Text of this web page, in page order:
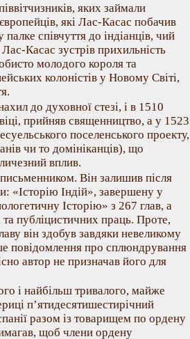
яких займали
які Лас-Касас побачив
співчуття до індіанців, чий
Касас зустрів прихильність
молодого короля та
колоністів у Новому Світі,
до духовної стезі, і в 1510
прийняв священництво, а у 1523
поселенського проекту,
чи то домініканців), що
вплив.
Він залишив після
«Історію Індій», завершену у
Історію» з 267 глав, а
публіцистичних праць. Проте,
він здобув завдяки невеликому
повідомлення про сплюндрування
автор не призначав його для
і найбільш тривалого, майже
п’ятидесятишестирічний
разом із товарищем по ордену
щоб члени ордену